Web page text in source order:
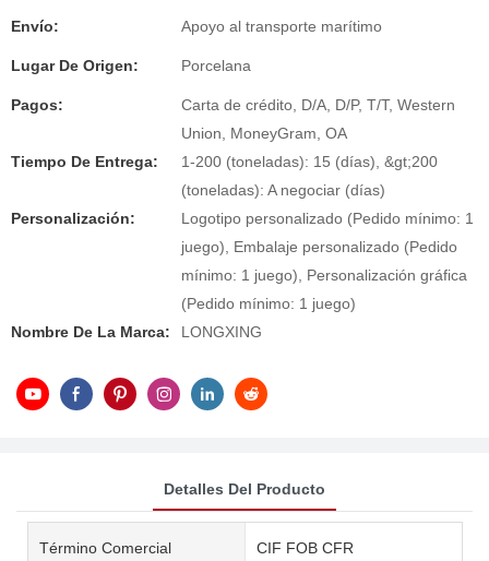
Envío: Apoyo al transporte marítimo
Lugar De Origen: Porcelana
Pagos:
Carta de crédito, D/A, D/P, T/T, Western
Union, MoneyGram, OA
Tiempo De Entrega:
1-200 (toneladas): 15 (días), &gt;200
(toneladas): A negociar (días)
Personalización:
Logotipo personalizado (Pedido mínimo: 1
juego), Embalaje personalizado (Pedido
mínimo: 1 juego), Personalización gráfica
(Pedido mínimo: 1 juego)
Nombre De La Marca:
LONGXING
Detalles Del Producto
Término Comercial CIF FOB CFR